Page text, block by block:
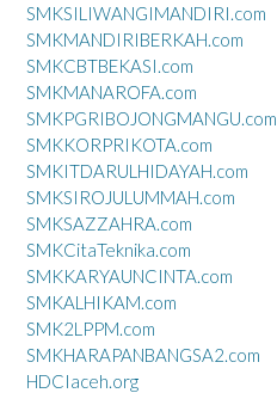
SMKSILIWANGIMANDIRI.com
SMKMANDIRIBERKAH.com
SMKCBTBEKASI.com
SMKMANAROFA.com
SMKPGRIBOJONGMANGU.com
SMKKORPRIKOTA.com
SMKITDARULHIDAYAH.com
SMKSIROJULUMMAH.com
SMKSAZZAHRA.com
SMKCitaTeknika.com
SMKKARYAUNCINTA.com
SMKALHIKAM.com
SMK2LPPM.com
SMKHARAPANBANGSA2.com
HDCIaceh.org